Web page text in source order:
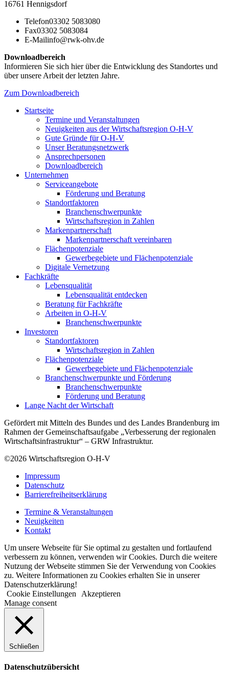
16761 Hennigsdorf
Telefon03302 5083080
Fax03302 5083084
E-Mailinfo@rwk-ohv.de
Downloadbereich
Informieren Sie sich hier über die Entwicklung des Standortes und
über unsere Arbeit der letzten Jahre.
Zum Downloadbereich
Startseite
Termine und Veranstaltungen
Neuigkeiten aus der Wirtschaftsregion O-H-V
Gute Gründe für O-H-V
Unser Beratungsnetzwerk
Ansprechpersonen
Downloadbereich
Unternehmen
Serviceangebote
Förderung und Beratung
Standortfaktoren
Branchenschwerpunkte
Wirtschaftsregion in Zahlen
Markenpartnerschaft
Markenpartnerschaft vereinbaren
Flächenpotenziale
Gewerbegebiete und Flächenpotenziale
Digitale Vernetzung
Fachkräfte
Lebensqualität
Lebensqualität entdecken
Beratung für Fachkräfte
Arbeiten in O-H-V
Branchenschwerpunkte
Investoren
Standortfaktoren
Wirtschaftsregion in Zahlen
Flächenpotenziale
Gewerbegebiete und Flächenpotenziale
Branchenschwerpunkte und Förderung
Branchenschwerpunkte
Förderung und Beratung
Lange Nacht der Wirtschaft
Gefördert mit Mitteln des Bundes und des Landes Brandenburg im
Rahmen der Gemeinschaftsaufgabe „Verbesserung der regionalen
Wirtschaftsinfrastruktur“ – GRW Infrastruktur.
©2026 Wirtschaftsregion O-H-V
Impressum
Datenschutz
Barrierefreiheitserklärung
Termine & Veranstaltungen
Neuigkeiten
Kontakt
Um unsere Webseite für Sie optimal zu gestalten und fortlaufend
verbessern zu können, verwenden wir Cookies. Durch die weitere
Nutzung der Webseite stimmen Sie der Verwendung von Cookies
zu. Weitere Informationen zu Cookies erhalten Sie in unserer
Datenschutzerklärung!
Cookie Einstellungen
Akzeptieren
Manage consent
Schließen
Datenschutzübersicht